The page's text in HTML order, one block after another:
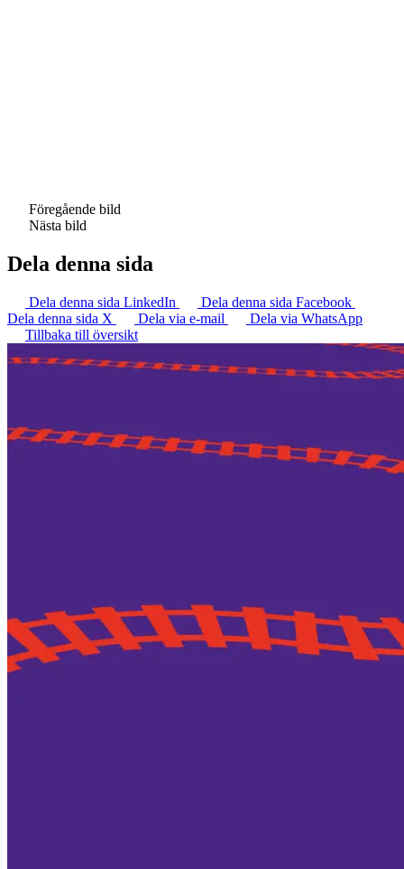
Föregående bild
Nästa bild
Dela denna sida
Dela denna sida LinkedIn
Dela denna sida Facebook
Dela denna sida X
Dela via e-mail
Dela via WhatsApp
Tillbaka till översikt